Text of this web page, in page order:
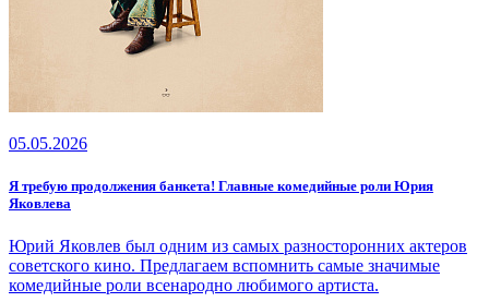
05.05.2026
Я требую продолжения банкета! Главные комедийные роли Юрия
Яковлева
Юрий Яковлев был одним из самых разносторонних актеров
советского кино. Предлагаем вспомнить самые значимые
комедийные роли всенародно любимого артиста.